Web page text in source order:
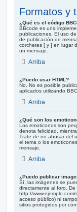
Formatos y
¿Qué es el código
BBcode es una
publicaciones. El uso
de publicación de
corchetes [ y ] en lugar
un mensaje.
Arriba
¿Puedo usar HTML?
No. No es posible
aplicados utilizando
Arriba
¿Qué son los
Los emoticonos son
denota felicidad,
Trate de no abusar del
el tema o los
mensaje.
Arriba
¿Puedo publicar
Sí, las imágenes se
directamente al foro.
http://
acceso público) ni
sitios protegidos por